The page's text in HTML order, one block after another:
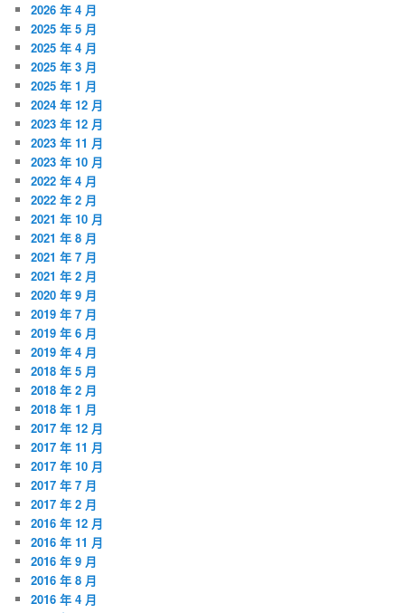
2026 年 4 月
2025 年 5 月
2025 年 4 月
2025 年 3 月
2025 年 1 月
2024 年 12 月
2023 年 12 月
2023 年 11 月
2023 年 10 月
2022 年 4 月
2022 年 2 月
2021 年 10 月
2021 年 8 月
2021 年 7 月
2021 年 2 月
2020 年 9 月
2019 年 7 月
2019 年 6 月
2019 年 4 月
2018 年 5 月
2018 年 2 月
2018 年 1 月
2017 年 12 月
2017 年 11 月
2017 年 10 月
2017 年 7 月
2017 年 2 月
2016 年 12 月
2016 年 11 月
2016 年 9 月
2016 年 8 月
2016 年 4 月